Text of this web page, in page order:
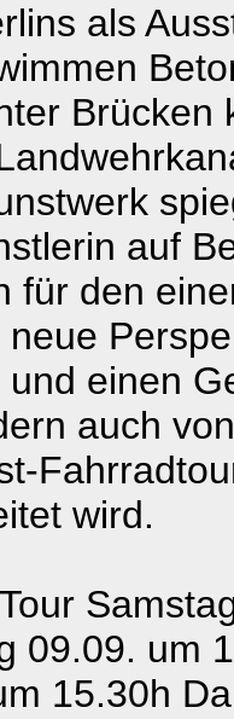
als
auf
für den
einen
auch
wird.
09.09. um
15.30h